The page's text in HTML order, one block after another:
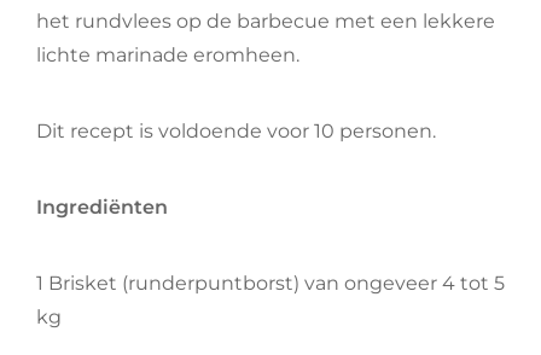
het rundvlees op de barbecue met een lekkere
lichte marinade eromheen.
Dit recept is voldoende voor 10 personen.
Ingrediënten
1 Brisket (runderpuntborst) van ongeveer 4 tot 5
kg